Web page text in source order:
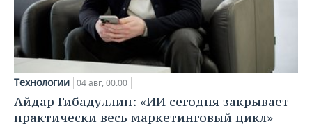
Технологии 04 авг, 00:00
Айдар Гибадуллин: «ИИ сегодня закрывает
практически весь маркетинговый цикл»